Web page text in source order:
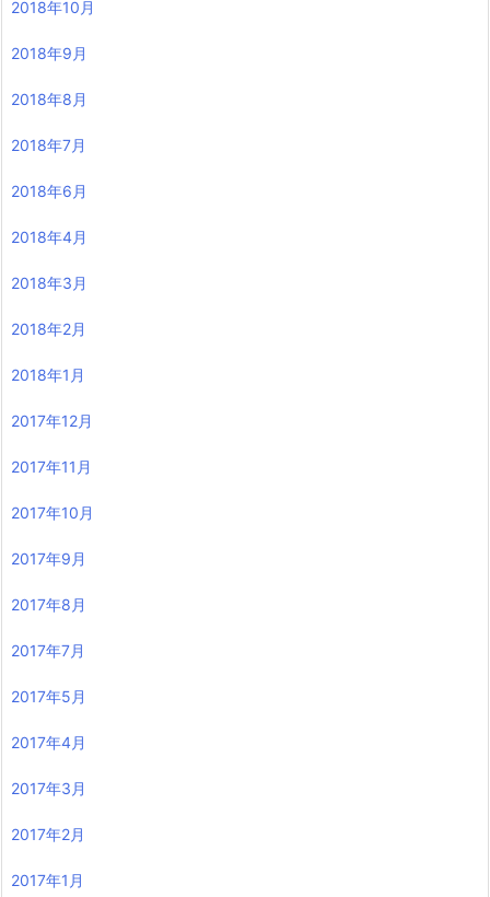
2018年10月
2018年9月
2018年8月
2018年7月
2018年6月
2018年4月
2018年3月
2018年2月
2018年1月
2017年12月
2017年11月
2017年10月
2017年9月
2017年8月
2017年7月
2017年5月
2017年4月
2017年3月
2017年2月
2017年1月